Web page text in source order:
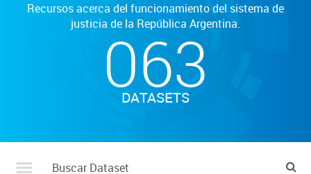
Recursos acerca del funcionamiento del sistema de
justicia de la República Argentina.
063
DATASETS